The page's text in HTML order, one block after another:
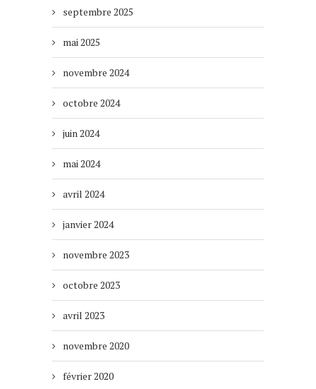
septembre 2025
mai 2025
novembre 2024
octobre 2024
juin 2024
mai 2024
avril 2024
janvier 2024
novembre 2023
octobre 2023
avril 2023
novembre 2020
février 2020